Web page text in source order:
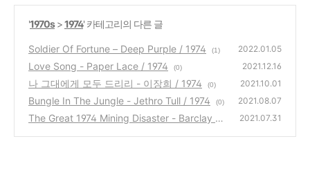
'1970s>1974' 카테고리의 다른 글
Soldier Of Fortune – Deep Purple / 1974 (1) 2022.01.05
Love Song - Paper Lace / 1974 (0) 2021.12.16
나 그대에게 모두 드리리 - 이장희 / 1974 (0) 2021.10.01
Bungle In The Jungle - Jethro Tull / 1974 (0) 2021.08.07
The Great 1974 Mining Disaster - Barclay Ja
2021.07.31